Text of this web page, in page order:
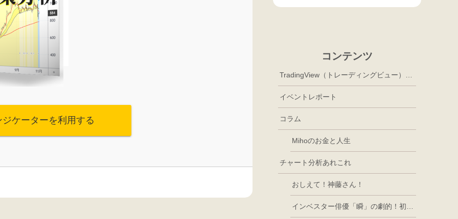
ケーターを利用する
コンテンツ
イベントレポート
コラム
Mihoのお金と人生
チャート分析あれこれ
おしえて！神藤さん！